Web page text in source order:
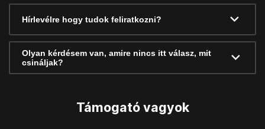
Hírlevélre hogy tudok feliratkozni?
Olyan kérdésem van, amire nincs itt válasz, mit
csináljak?
Támogató vagyok